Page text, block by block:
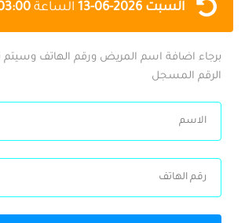
السبت 2026-06-13 الساعة 03:00 م :
برجاء اضافة اسم المريض ورقم الهاتف وسيتم
الرقم المسجل